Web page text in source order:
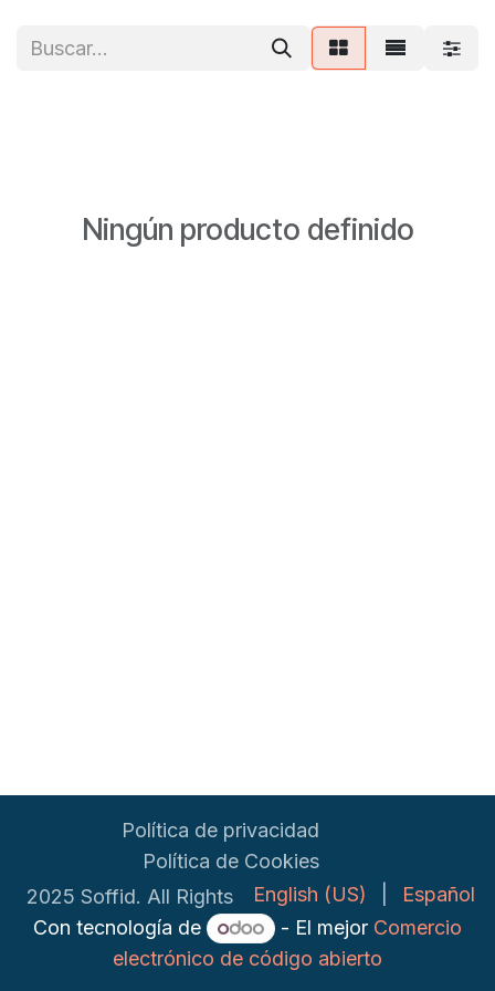
Ningún producto definido
Política de privacidad
Política de Cookies
2025 Soffid. All Rights
English (US)
Español
Con tecnología de
- El mejor Comercio
electrónico de código abierto